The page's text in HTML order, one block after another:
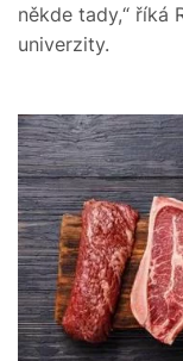
někde tady,“ říká
univerzity.